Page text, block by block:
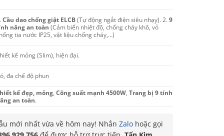
Cầu dao chống giật ELCB(Tự động ngắt điện siêu nhạy). 2.9
năng an toàn (Cảm biến nhiệt độ, chống cháy khô, vỏ
tia nước IP25, vật liệu chống cháy,…)
kế mỏng (Slim), hiện đại.
đa chế độ phun
kế đẹp, mỏng ,Công suất mạnh 4500W ,Trang bị 9 tính
an toàn.
mới nhất vừa về hôm nay! Nhắn Zalohoặc gọi